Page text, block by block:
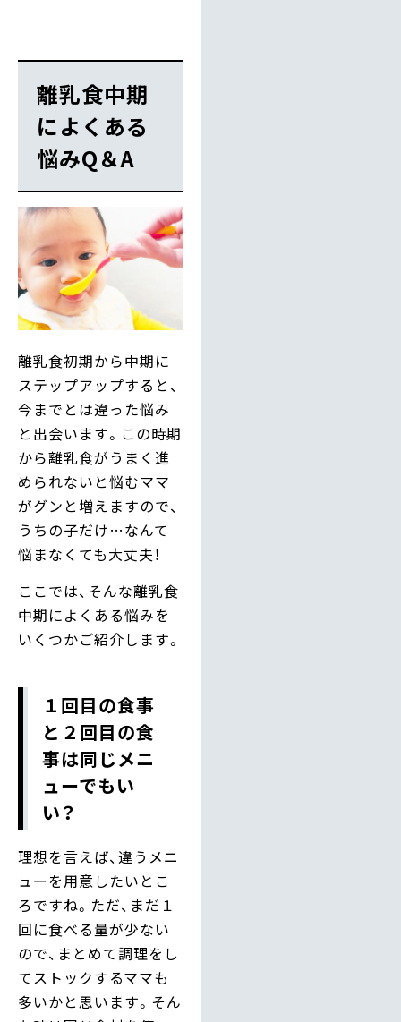
離乳食中期
によくある
悩みQ＆A
離乳食初期から中期に
ステップアップすると、
今までとは違った悩み
と出会います。この時期
から離乳食がうまく進
められないと悩むママ
がグンと増えますので、
うちの子だけ…なんて
悩まなくても大丈夫！
ここでは、そんな離乳食
中期によくある悩みを
いくつかご紹介します。
１回目の食事
と２回目の食
事は同じメニ
ューでもい
い？
理想を言えば、違うメニ
ューを用意したいとこ
ろですね。ただ、まだ１
回に食べる量が少ない
ので、まとめて調理をし
てストックするママも
多いかと思います。そん